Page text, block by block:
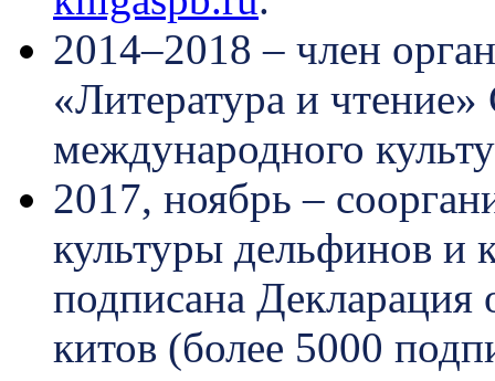
2014–2018 – член
«Литература и
международного
2017, ноябрь –
культуры дельфинов и
подписана Декларация
китов (более 5000